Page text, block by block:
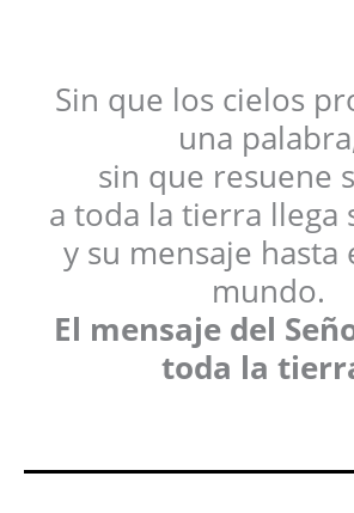
Sin que los cielos
una
sin que resuene
a toda la tierra llega
y su mensaje hasta
mundo.
El mensaje del
toda la